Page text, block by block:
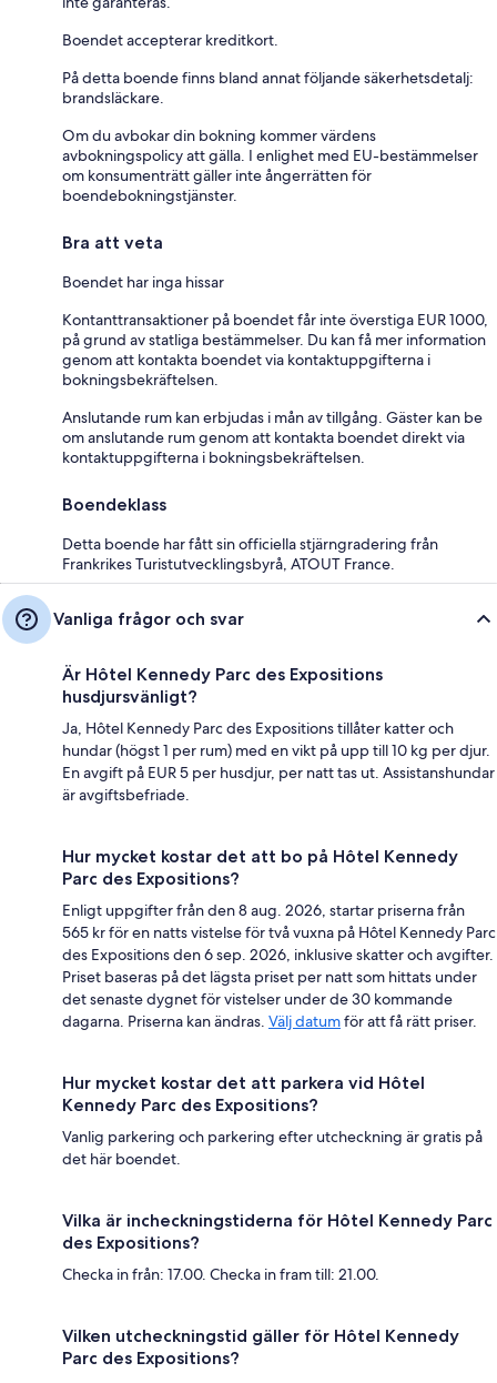
Boendet accepterar kreditkort.
På detta boende finns bland annat följande säkerhetsdetalj:
brandsläckare.
Om du avbokar din bokning kommer värdens
avbokningspolicy att gälla. I enlighet med EU-bestämmelser
om konsumenträtt gäller inte ångerrätten för
boendebokningstjänster.
Bra att veta
Boendet har inga hissar
Kontanttransaktioner på boendet får inte överstiga EUR 1000,
på grund av statliga bestämmelser. Du kan få mer information
genom att kontakta boendet via kontaktuppgifterna i
bokningsbekräftelsen.
Anslutande rum kan erbjudas i mån av tillgång. Gäster kan be
om anslutande rum genom att kontakta boendet direkt via
kontaktuppgifterna i bokningsbekräftelsen.
Boendeklass
Detta boende har fått sin officiella stjärngradering från
Frankrikes Turistutvecklingsbyrå, ATOUT France.
Vanliga frågor och svar
Är Hôtel Kennedy Parc des Expositions
husdjursvänligt?
Ja, Hôtel Kennedy Parc des Expositions tillåter katter och
hundar (högst 1 per rum) med en vikt på upp till 10 kg per djur.
En avgift på EUR 5 per husdjur, per natt tas ut. Assistanshundar
är avgiftsbefriade.
Hur mycket kostar det att bo på Hôtel Kennedy
Parc des Expositions?
Enligt uppgifter från den 8 aug. 2026, startar priserna från
565 kr för en natts vistelse för två vuxna på Hôtel Kennedy Parc
des Expositions den 6 sep. 2026, inklusive skatter och avgifter.
Priset baseras på det lägsta priset per natt som hittats under
det senaste dygnet för vistelser under de 30 kommande
dagarna. Priserna kan ändras. Välj datumför att få rätt priser.
Hur mycket kostar det att parkera vid Hôtel
Kennedy Parc des Expositions?
Vanlig parkering och parkering efter utcheckning är gratis på
det här boendet.
Vilka är incheckningstiderna för Hôtel Kennedy Parc
des Expositions?
Checka in från: 17.00. Checka in fram till: 21.00.
Vilken utcheckningstid gäller för Hôtel Kennedy
Parc des Expositions?